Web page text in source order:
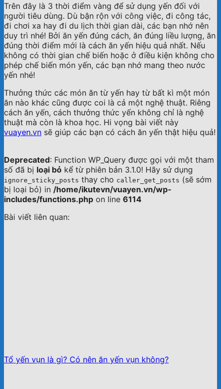
Trên đây là 3 thời điểm vàng để sử dụng yến đối với
người tiêu dùng. Dù bận rộn với công việc, đi công tác,
đi chơi xa hay đi du lịch thời gian dài, các bạn nhớ nên
duy trì nhé! Bởi ăn yến đúng cách, ăn đúng liều lượng, ăn
đúng thời điểm mới là cách ăn yến hiệu quả nhất. Nếu
không có thời gian chế biến hoặc ở điều kiện không cho
phép chế biến món yến, các bạn nhớ mang theo nước
yến nhé!
Thưởng thức các món ăn từ yến hay từ bất kì một món
ăn nào khác cũng được coi là cả một nghệ thuật. Riêng
cách ăn yến, cách thưởng thức yến không chỉ là nghệ
thuật mà còn là khoa học. Hi vọng bài viết này
vuayen.vn sẽ giúp các bạn có cách ăn yến thật hiệu quả!
Deprecated: Function WP_Query được gọi với một tham
số đã bị loại bỏ kể từ phiên bản 3.1.0! Hãy sử dụng
ignore_sticky_posts thay cho caller_get_posts (sẽ sớm
bị loại bỏ) in /home/ikutevn/vuayen.vn/wp-
includes/functions.php on line 6114
Bài viết liên quan:
Tổ yến vụn là gì? Có nên ăn yến vụn không?